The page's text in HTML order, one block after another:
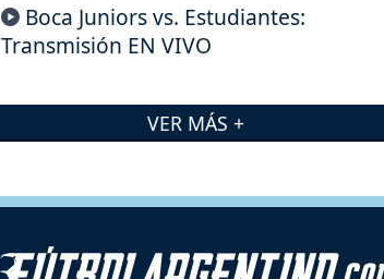
Boca Juniors vs. Estudiantes:
Transmisión EN VIVO
VER MÁS +